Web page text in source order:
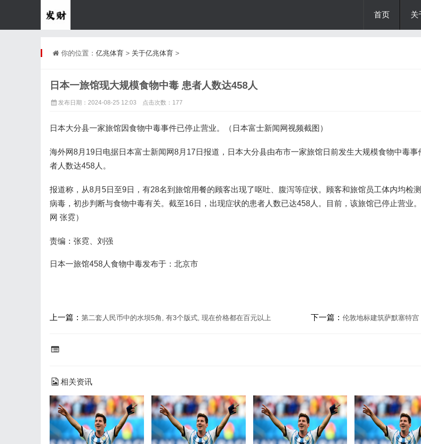
首页 关
你的位置： 亿兆体育> 关于亿兆体育>
日本一旅馆现大规模食物中毒 患者人数达458人
发布日期：2024-08-25 12:03 点击次数：177
日本大分县一家旅馆因食物中毒事件已停止营业。（日本富士新闻网视频截图）
海外网8月19日电据日本富士新闻网8月17日报道，日本大分县由布市一家旅馆日前发生大规模食物中毒事
者人数达458人。
报道称，从8月5日至9日，有28名到旅馆用餐的顾客出现了呕吐、腹泻等症状。顾客和旅馆员工体内均检
病毒，初步判断与食物中毒有关。截至16日，出现症状的患者人数已达458人。目前，该旅馆已停止营业
网 张霓）
责编：张霓、刘强
日本一旅馆458人食物中毒发布于：北京市
上一篇： 第二套人民币中的水坝5角, 有3个版式, 现在价格都在百元以上 下一篇： 伦敦地标建筑萨默塞特宫
相关资讯